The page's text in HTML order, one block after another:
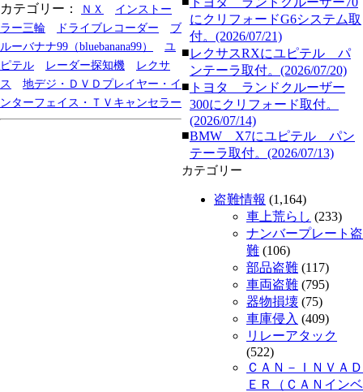
カテゴリー： ＮＸ
インストー
ラー三輪
ドライブレコーダー
ブ
ルーバナナ99（bluebanana99）
ユ
ピテル
レーダー探知機
レクサ
ス
地デジ・ＤＶＤプレイヤー・イ
ンターフェイス・ＴＶキャンセラー
にクリフォードG6システム取
付。(2026/07/21)
■レクサスRXにユピテル パ
ンテーラ取付。(2026/07/20)
■ トヨタ ランドクルーザー
300にクリフォード取付。
(2026/07/14)
■BMW X7にユピテル パン
テーラ取付。(2026/07/13)
カテゴリー
盗難情報 (1,164)
車上荒らし (233)
ナンバープレート盗
難 (106)
部品盗難 (117)
車両盗難 (795)
器物損壊 (75)
車庫侵入 (409)
リレーアタック
(522)
ＣＡＮ－ＩＮＶＡＤ
ＥＲ（ＣＡＮインベ